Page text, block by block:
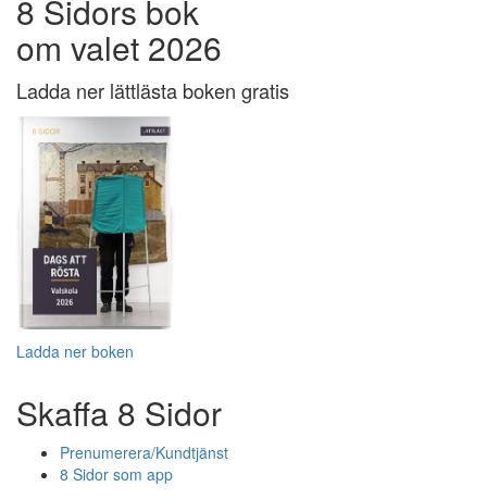
8 Sidors bok
om valet 2026
Ladda ner lättlästa boken gratis
Ladda ner boken
Skaffa 8 Sidor
Prenumerera/Kundtjänst
8 Sidor som app